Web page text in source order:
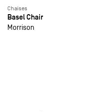
Chaises
Basel Chair
Morrison